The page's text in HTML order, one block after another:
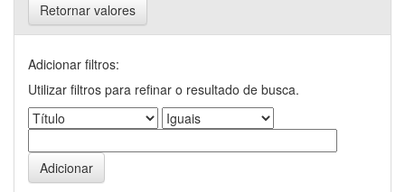
Retornar valores
Adicionar filtros:
Utilizar filtros para refinar o resultado de busca.